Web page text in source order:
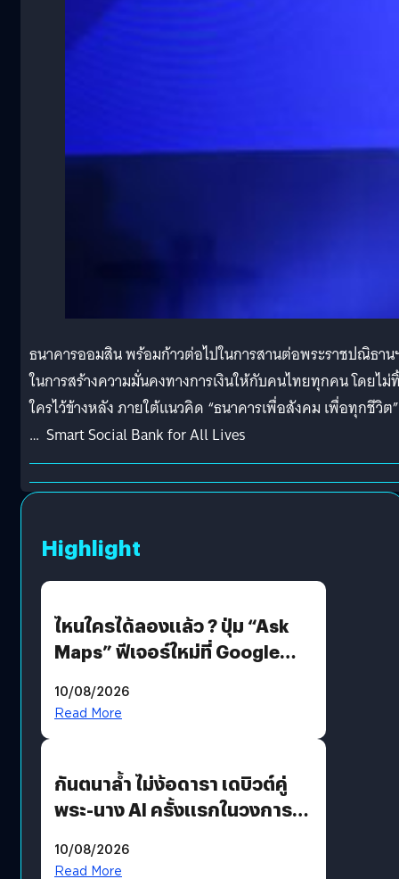
ธนาคารออมสิน พร้อมก้าวต่อไปในการสานต่อพระราชปณิธาน
ในการสร้างความมั่นคงทางการเงินให้กับคนไทยทุกคน โดยไม่
ใครไว้ข้างหลัง ภายใต้แนวคิด “ธนาคารเพื่อสังคม เพื่อทุกชีวิต”
… Smart Social Bank for All Lives
Highlight
ไหนใครได้ลองแล้ว ? ปุ่ม “Ask
Maps” ฟีเจอร์ใหม่ที่ Google
คุยกับแผนที่ได้แล้ว
10/08/2026
Read More
กันตนาล้ำ ไม่ง้อดารา เดบิวต์คู่
พระ-นาง AI ครั้งแรกในวงการ
10/08/2026
Read More